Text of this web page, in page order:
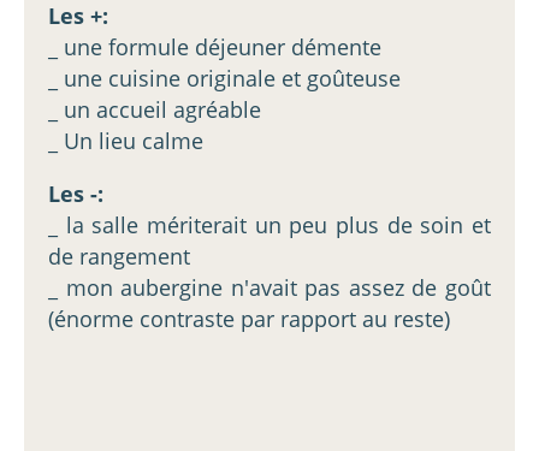
Les +:
_ une formule déjeuner démente
_ une cuisine originale et goûteuse
_ un accueil agréable
_ Un lieu calme
Les -:
_ la salle mériterait un peu plus de soin et
de rangement
_ mon aubergine n'avait pas assez de goût
(énorme contraste par rapport au reste)